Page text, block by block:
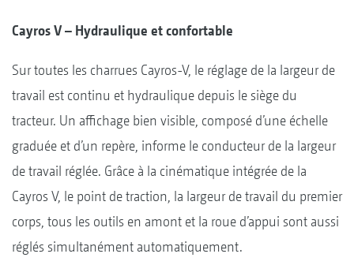
Cayros V – Hydraulique et confortable
Sur toutes les charrues Cayros-V, le réglage de la largeur de
travail est continu et hydraulique depuis le siège du
tracteur. Un affichage bien visible, composé d’une échelle
graduée et d’un repère, informe le conducteur de la largeur
de travail réglée. Grâce à la cinématique intégrée de la
Cayros V, le point de traction, la largeur de travail du premier
corps, tous les outils en amont et la roue d’appui sont aussi
réglés simultanément automatiquement.